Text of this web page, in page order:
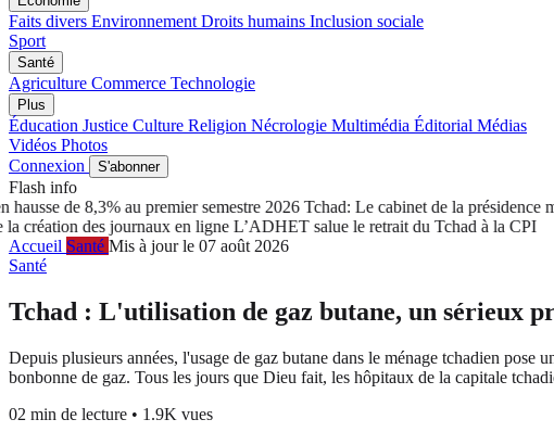
Faits divers Environnement Droits humains Inclusion sociale
Sport
Santé
Agriculture Commerce Technologie
Plus
Éducation Justice Culture Religion Nécrologie Multimédia Éditorial Médias
Vidéos Photos
Connexion
S'abonner
Flash info
de 8,3% au premier semestre 2026Tchad: Le cabinet de la présidence met
des journaux en ligne L’ADHET salue le retrait du Tchad à la CPI
Accueil Santé Mis à jour le 07 août 2026
Santé
Tchad : L'utilisation de gaz butane, un sérieux
Depuis plusieurs années, l'usage de gaz butane dans le ménage tchadien
bonbonne de gaz. Tous les jours que Dieu fait, les hôpitaux de la capitale
02 min de lecture • 1.9K vues